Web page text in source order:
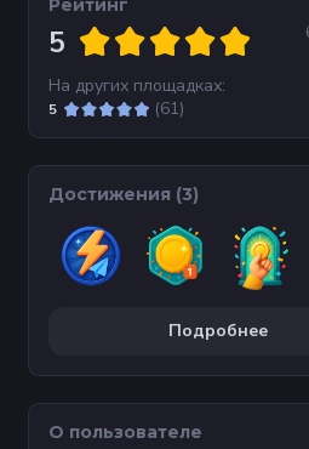
Рейтинг
5
На других площадках:
5 (61)
Достижения (3)
Подробнее
О пользователе